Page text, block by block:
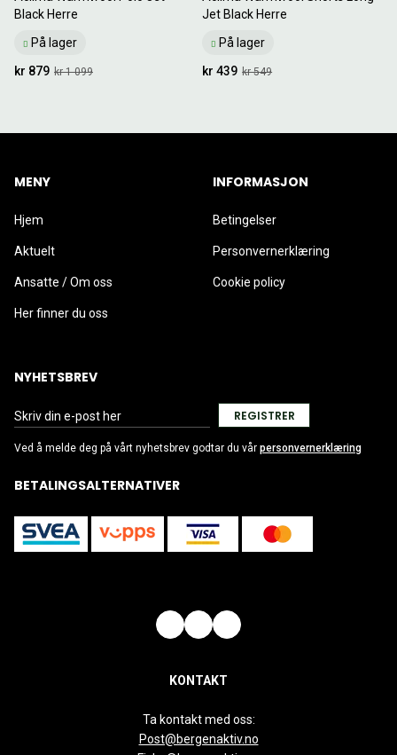
Black Herre
På lager
kr 1 099
kr 879
Jet Black Herre
På lager
kr 549
kr 439
MENY
Hjem
Aktuelt
Ansatte / Om oss
Her finner du oss
INFORMASJON
Betingelser
Personvernerklæring
Cookie policy
NYHETSBREV
REGISTRER
Ved å melde deg på vårt nyhetsbrev godtar du vår personvernerklæring
BETALINGSALTERNATIVER
KONTAKT
Ta kontakt med oss:
Post@bergenaktiv.no